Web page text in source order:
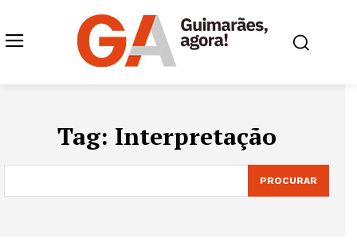
Tag: Interpretação
PROCURAR